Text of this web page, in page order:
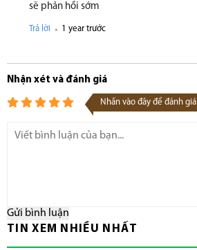
sẽ phản hồi sớm
Trả lời . 1 year trước
Nhận xét và đánh giá
Nhấn vào đây để đánh giá
Gửi bình luận
TIN XEM NHIỀU NHẤT